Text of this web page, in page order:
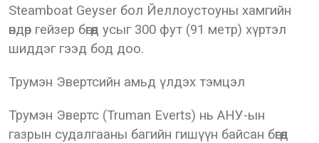
Steamboat Geyser бол Йеллоустоуны хамгийн
өндөр гейзер бөгөөд усыг 300 фут (91 метр) хүртэл
шиддэг гээд бод доо.
Трумэн Эвертсийн амьд үлдэх тэмцэл
Трумэн Эвертс (Truman Everts) нь АНУ-ын
газрын судалгааны багийн гишүүн байсан бөгөөд